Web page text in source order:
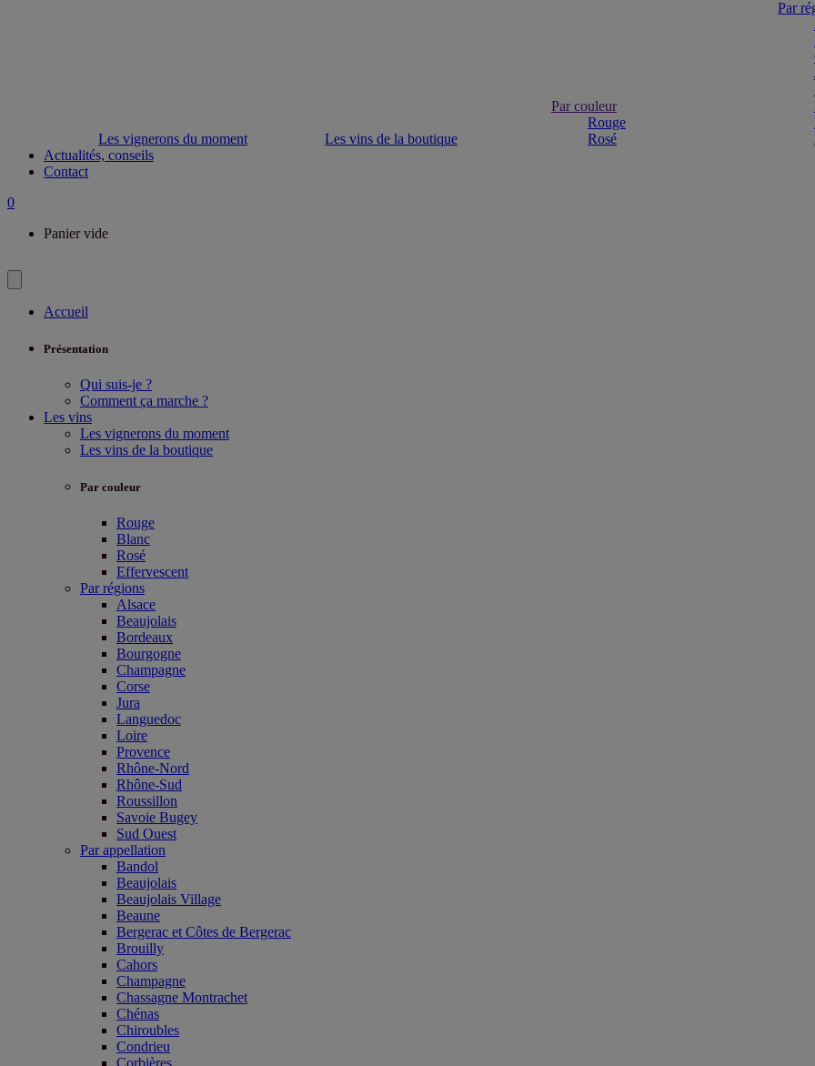
Les vignerons du moment Les vins de la boutique
Par couleur
Rouge
Rosé
Par
Actualités, conseils
Contact
0
Panier vide
Accueil
Présentation
Qui suis-je ?
Comment ça marche ?
Les vins
Les vignerons du moment
Les vins de la boutique
Par couleur
Rouge
Blanc
Rosé
Effervescent
Par régions
Alsace
Beaujolais
Bordeaux
Bourgogne
Champagne
Corse
Jura
Languedoc
Loire
Provence
Rhône-Nord
Rhône-Sud
Roussillon
Savoie Bugey
Sud Ouest
Par appellation
Bandol
Beaujolais
Beaujolais Village
Beaune
Bergerac et Côtes de Bergerac
Brouilly
Cahors
Champagne
Chassagne Montrachet
Chénas
Chiroubles
Condrieu